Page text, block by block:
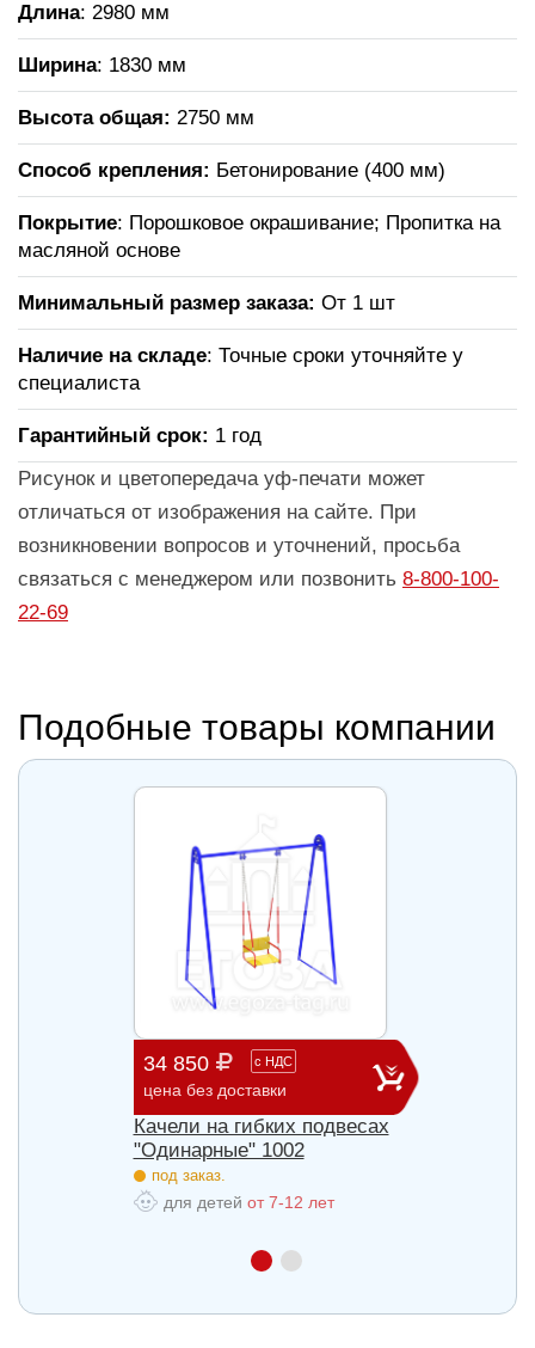
Длина: 2980 мм
Ширина: 1830 мм
Высота общая: 2750 мм
Способ крепления: Бетонирование (400 мм)
Покрытие: Порошковое окрашивание; Пропитка на
масляной основе
Минимальный размер заказа: От 1 шт
Наличие на складе: Точные сроки уточняйте у
специалиста
Гарантийный срок: 1 год
Рисунок и цветопередача уф-печати может
отличаться от изображения на сайте. При
возникновении вопросов и уточнений, просьба
связаться с менеджером или позвонить 8-800-100-
22-69
Подобные товары компании
34 850 с НДС
цена без доставки
Качели на гибких подвесах
"Одинарные" 1002
под заказ.
для детей от 7-12 лет